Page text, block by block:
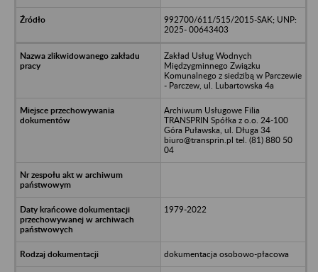
992700/611/515/2015-SAK; UNP:
2025- 00643403
Zakład Usług Wodnych
Międzygminnego Związku
Komunalnego z siedzibą w Parczewie
- Parczew, ul. Lubartowska 4a
Archiwum Usługowe Filia
TRANSPRIN Spółka z o.o. 24-100
Góra Puławska, ul. Długa 34
biuro@transprin.pl tel. (81) 880 50
04
1979-2022
dokumentacja osobowo-płacowa